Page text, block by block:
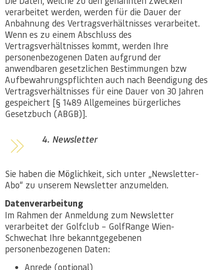
verarbeitet werden, werden für die Dauer der
Anbahnung des Vertragsverhältnisses verarbeitet.
Wenn es zu einem Abschluss des
Vertragsverhältnisses kommt, werden Ihre
personenbezogenen Daten aufgrund der
anwendbaren gesetzlichen Bestimmungen bzw
Aufbewahrungspflichten auch nach Beendigung des
Vertragsverhältnisses für eine Dauer von 30 Jahren
gespeichert [§ 1489 Allgemeines bürgerliches
Gesetzbuch (ABGB)].
4. Newsletter
Sie haben die Möglichkeit, sich unter „Newsletter-
Abo“ zu unserem Newsletter anzumelden.
Datenverarbeitung
Im Rahmen der Anmeldung zum Newsletter
verarbeitet der Golfclub – GolfRange Wien-
Schwechat Ihre bekanntgegebenen
personenbezogenen Daten:
Anrede (optional)